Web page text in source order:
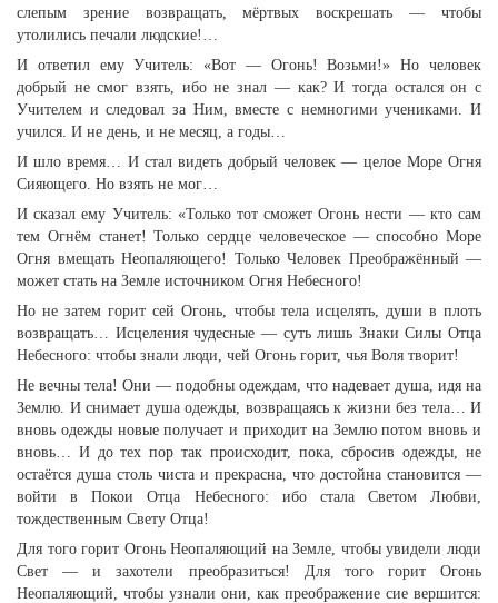
слепым зрение возвращать, мёртвых воскрешать — чтобы
утолились печали людские!…
И ответил ему Учитель: «Вот — Огонь! Возьми!» Но человек
добрый не смог взять, ибо не знал — как? И тогда остался он с
Учителем и следовал за Ним, вместе с немногими учениками. И
учился. И не день, и не месяц, а годы…
И шло время… И стал видеть добрый человек — целое Море Огня
Сияющего. Но взять не мог…
И сказал ему Учитель: «Только тот сможет Огонь нести — кто сам
тем Огнём станет! Только сердце человеческое — способно Море
Огня вмещать Неопаляющего! Только Человек Преображённый —
может стать на Земле источником Огня Небесного!
Но не затем горит сей Огонь, чтобы тела исцелять, души в плоть
возвращать… Исцеления чудесные — суть лишь Знаки Силы Отца
Небесного: чтобы знали люди, чей Огонь горит, чья Воля творит!
Не вечны тела! Они — подобны одеждам, что надевает душа, идя на
Землю. И снимает душа одежды, возвращаясь к жизни без тела… И
вновь одежды новые получает и приходит на Землю потом вновь и
вновь… И до тех пор так происходит, пока, сбросив одежды, не
остаётся душа столь чиста и прекрасна, что достойна становится —
войти в Покои Отца Небесного: ибо стала Светом Любви,
тождественным Свету Отца!
Для того горит Огонь Неопаляющий на Земле, чтобы увидели люди
Свет — и захотели преобразиться! Для того горит Огонь
Неопаляющий, чтобы узнали они, как преображение сие вершится: